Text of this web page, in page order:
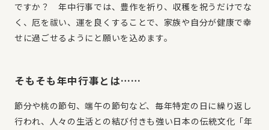
ですか？ 年中行事では、豊作を祈り、収穫を祝うだけでな
く、厄を祓い、運を良くすることで、家族や自分が健康で幸
せに過ごせるようにと願いを込めます。
そもそも年中行事とは……
節分や桃の節句、端午の節句など、毎年特定の日に繰り返し
行われ、人々の生活との結び付きも強い日本の伝統文化「年